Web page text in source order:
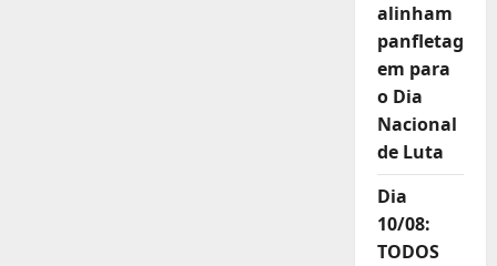
alinham
panfletag
em para
o Dia
Nacional
de Luta
Dia
10/08:
TODOS